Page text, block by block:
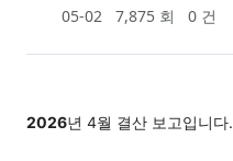
05-02 7,875 회 0 건
2026년 4월 결산 보고입니다.